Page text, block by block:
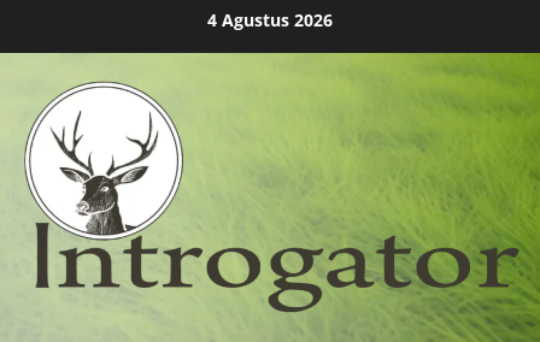
4 Agustus 2026